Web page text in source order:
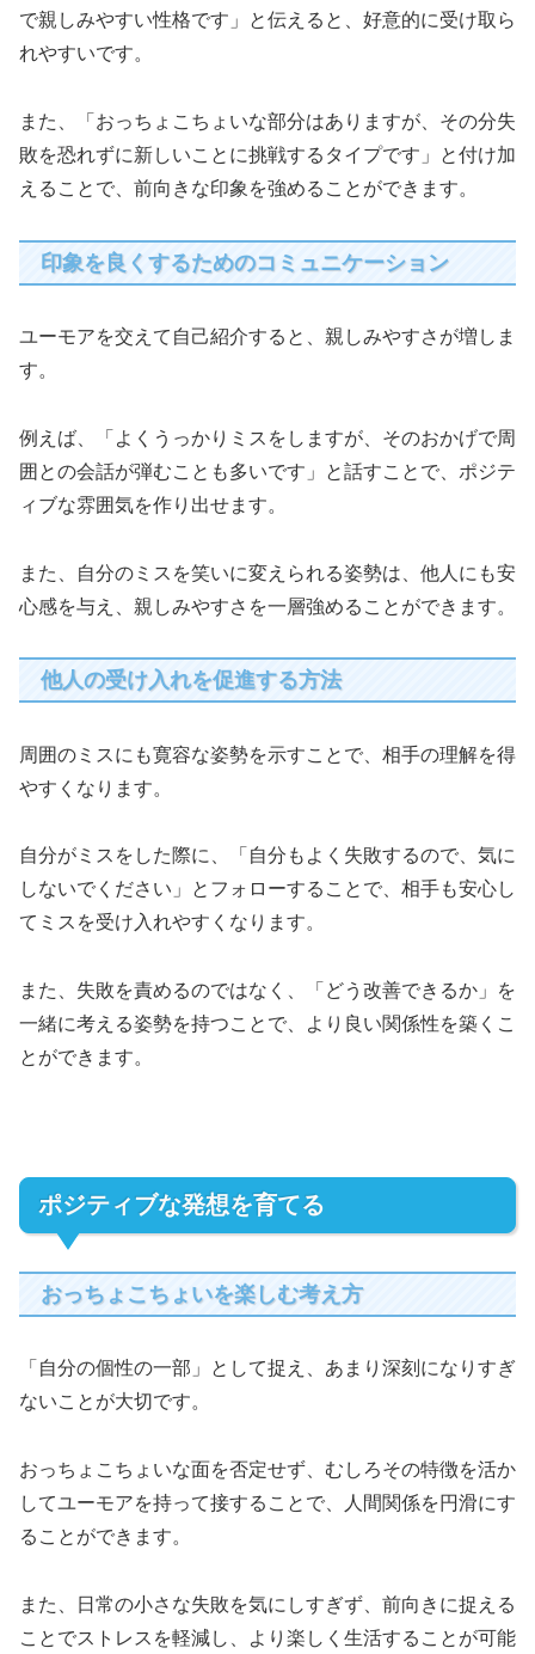
で親しみやすい性格です」と伝えると、好意的に受け取ら
れやすいです。
また、「おっちょこちょいな部分はありますが、その分失
敗を恐れずに新しいことに挑戦するタイプです」と付け加
えることで、前向きな印象を強めることができます。
印象を良くするためのコミュニケーション
ユーモアを交えて自己紹介すると、親しみやすさが増しま
す。
例えば、「よくうっかりミスをしますが、そのおかげで周
囲との会話が弾むことも多いです」と話すことで、ポジテ
ィブな雰囲気を作り出せます。
また、自分のミスを笑いに変えられる姿勢は、他人にも安
心感を与え、親しみやすさを一層強めることができます。
他人の受け入れを促進する方法
周囲のミスにも寛容な姿勢を示すことで、相手の理解を得
やすくなります。
自分がミスをした際に、「自分もよく失敗するので、気に
しないでください」とフォローすることで、相手も安心し
てミスを受け入れやすくなります。
また、失敗を責めるのではなく、「どう改善できるか」を
一緒に考える姿勢を持つことで、より良い関係性を築くこ
とができます。
ポジティブな発想を育てる
おっちょこちょいを楽しむ考え方
「自分の個性の一部」として捉え、あまり深刻になりすぎ
ないことが大切です。
おっちょこちょいな面を否定せず、むしろその特徴を活か
してユーモアを持って接することで、人間関係を円滑にす
ることができます。
また、日常の小さな失敗を気にしすぎず、前向きに捉える
ことでストレスを軽減し、より楽しく生活することが可能